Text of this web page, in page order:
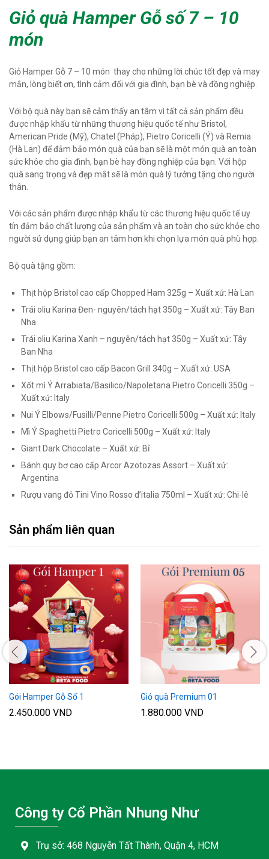
Giỏ quà Hamper Gỗ số 7 – 10
món
Giỏ Hamper Gỗ 7 – 10 món thay cho những lời chúc tốt đẹp và may
mắn, lòng biết ơn, tình cảm đối với gia đình, bạn bè và đồng nghiệp.
Với bộ quà này bạn sẽ cảm thấy an tâm vì tất cả sản phẩm đều
được nhập khẩu từ những thương hiệu quốc tế như Bristol,
American Pride (Mỹ), Chatel (Pháp), Pietro Coricelli (Ý) và Remia
(Hà Lan) để đảm bảo món quà của bạn sẽ là một món quà an toàn
sức khỏe cho gia đình, bạn bè hay đồng nghiệp của bạn. Với hộp
quà sang trọng và đẹp mắt sẽ là món quà lý tưởng tặng cho người
thân.
Với các sản phẩm được nhập khẩu từ các thương hiệu quốc tế uy
tín đảm bảo chất lượng của sản phẩm và an toàn cho sức khỏe cho
người sử dụng giúp bạn an tâm hơn khi chọn lựa món quà phù hợp.
Bộ quà tặng gồm:
Thịt hộp Bristol cao cấp Chopped Ham 325g – Xuất xứ: Hà Lan
Trái oliu Karina Đen- nguyên/tách hạt 350g – Xuất xứ: Tây Ban
Nha
Trái oliu Karina Xanh – nguyên/tách hạt 350g – Xuất xứ: Tây
Ban Nha
Thịt hộp Bristol cao cấp Bacon Grill 340g – Xuất xứ: USA
Xốt mì Ý Arrabiata/Basilico/Napoletana Pietro Coricelli 350g –
Xuất xứ: Italy
Nui Ý Elbows/Fusilli/Penne Pietro Coricelli 500g – Xuất xứ: Italy
Mì Ý Spaghetti Pietro Coricelli 500g – Xuất xứ: Italy
Giant Dark Chocolate – Xuất xứ: Bỉ
Bánh quy bơ cao cấp Arcor Azotozas Assort – Xuất xứ:
Argentina
Rượu vang đỏ Tini Vino Rosso d’italia 750ml – Xuất xứ: Chi-lê
Sản phẩm liên quan
Gói Hamper Gỗ Số 1
2.450.000 VND
Giỏ quà Premium 01
1.880.000 VND
Công ty Cổ Phần Nhung Như
Trụ sở: 468 Nguyễn Tất Thành, Quận 4, HCM